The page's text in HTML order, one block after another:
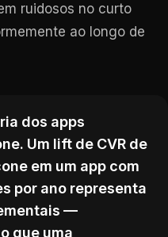
ruidosos no curto
ao longo de
dos apps
Um lift de CVR de
em um app com
por ano representa
—
que uma